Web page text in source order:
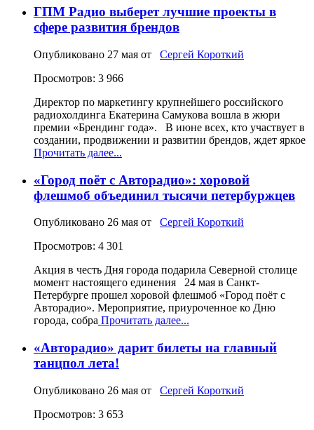
ГПМ Радио выберет лучшие проекты в
сфере развития брендов
Опубликовано 27 мая от Сергей Короткий
Просмотров: 3 966
Директор по маркетингу крупнейшего российского
радиохолдинга Екатерина Самукова вошла в жюри
премии «Брендинг года». В июне всех, кто участвует в
создании, продвижении и развитии брендов, ждет яркое
Прочитать далее...
«Город поёт с Авторадио»: хоровой
флешмоб объединил тысячи петербуржцев
Опубликовано 26 мая от Сергей Короткий
Просмотров: 4 301
Акция в честь Дня города подарила Северной столице
момент настоящего единения 24 мая в Санкт-
Петербурге прошел хоровой флешмоб «Город поёт с
Авторадио». Мероприятие, приуроченное ко Дню
города, собра Прочитать далее...
«Авторадио» дарит билеты на главный
танцпол лета!
Опубликовано 26 мая от Сергей Короткий
Просмотров: 3 653